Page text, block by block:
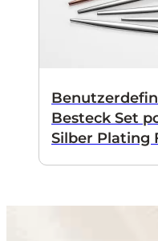
Besteck Set
Silber Plating